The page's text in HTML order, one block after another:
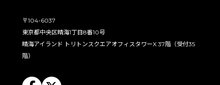
〒104-6037
東京都中央区晴海1丁目8番10号
晴海アイランド トリトンスクエアオフィスタワーX 37階（受付35
階）